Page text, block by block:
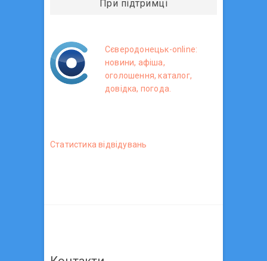
При підтримці
Сєверодонецьк-online:
новини, афіша,
оголошення, каталог,
довідка, погода.
Статистика вiдвiдувань